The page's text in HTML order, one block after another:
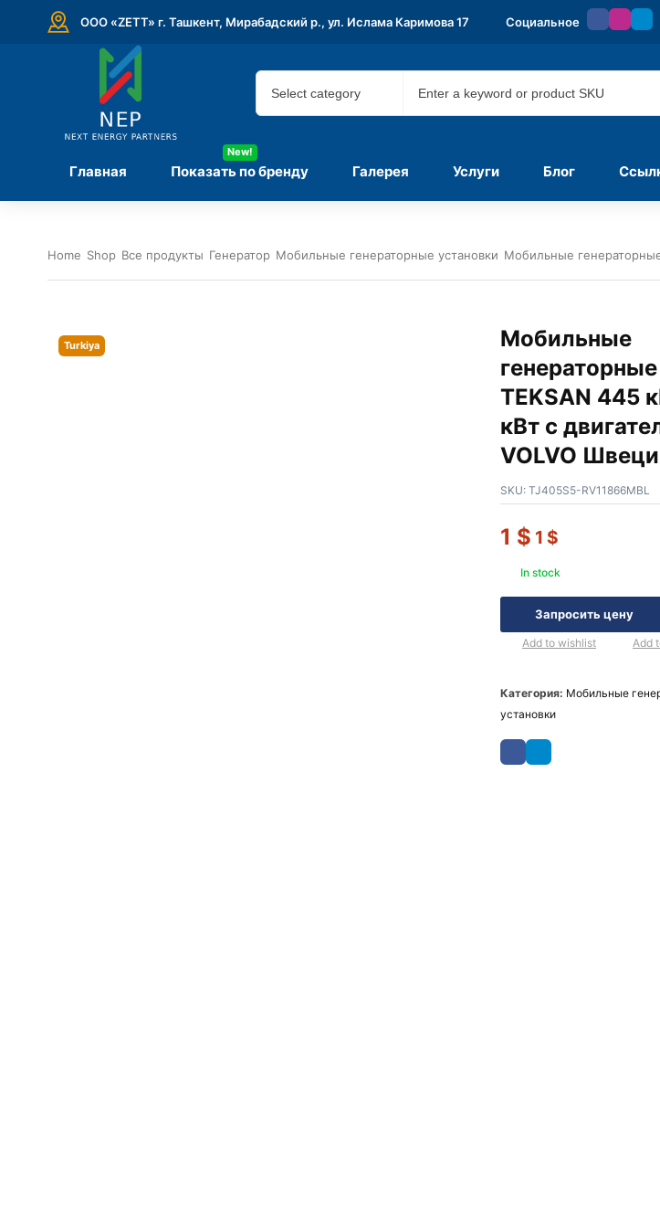
ООО «ZETT» г. Ташкент, Мирабадский р., ул. Ислама Каримова 17 Социальное
Главная Показать по бренду
New!
Галерея Услуги Блог
Home Shop Все продукты Генератор Мобильные генераторные установки Мобильные
Turkiya
Мобильные
генераторные
TEKSAN 445
кВт с
VOLVO
SKU: TJ405S5-RV11866MBL
1 $ 1 $
In stock
Запросить цену
Add to wishlist Add
Категория: Мобильные
установки